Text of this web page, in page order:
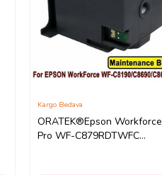
ORATEK®Epson Workforce
Pro WF-C879RDTWFC
Kargo Bedava